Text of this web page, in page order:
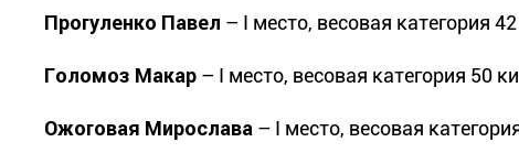
Прогуленко Павел – I место, весовая категория
Голомоз Макар – I место, весовая категория 50
Ожоговая Мирослава – I место, весовая